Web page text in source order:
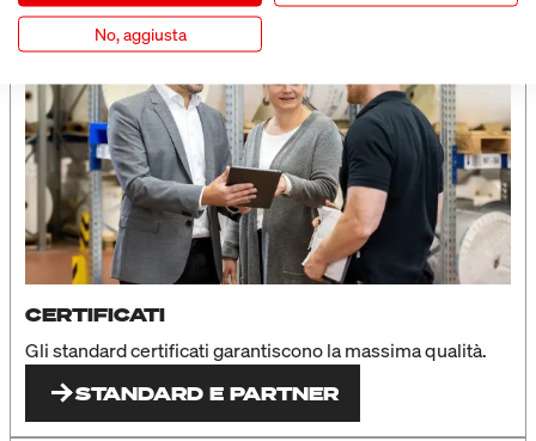
CERTIFICATI
Gli standard certificati garantiscono la massima qualità.
STANDARD E PARTNER
No, aggiusta